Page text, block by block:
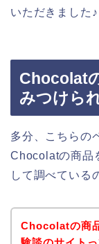
いただきました♪
Chocolat
みつけら
多分、こちらの
Chocolatの商品
して調べている
Chocolatの商